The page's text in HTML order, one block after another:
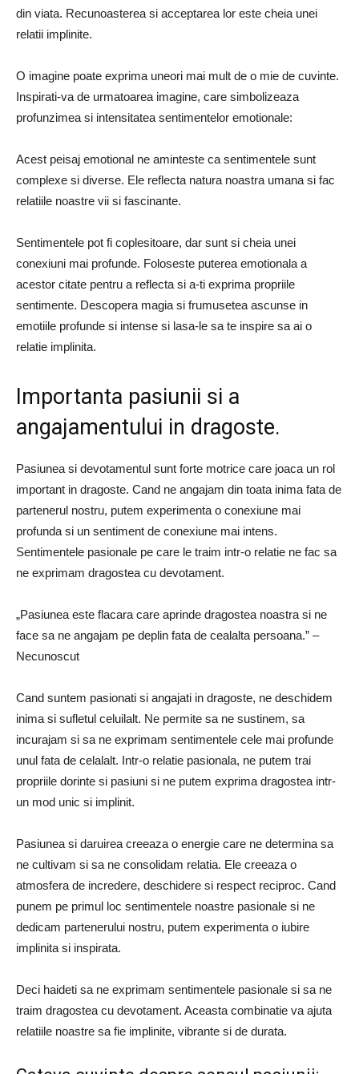
din viata. Recunoasterea si acceptarea lor este cheia unei
relatii implinite.
O imagine poate exprima uneori mai mult de o mie de cuvinte.
Inspirati-va de urmatoarea imagine, care simbolizeaza
profunzimea si intensitatea sentimentelor emotionale:
Acest peisaj emotional ne aminteste ca sentimentele sunt
complexe si diverse. Ele reflecta natura noastra umana si fac
relatiile noastre vii si fascinante.
Sentimentele pot fi coplesitoare, dar sunt si cheia unei
conexiuni mai profunde. Foloseste puterea emotionala a
acestor citate pentru a reflecta si a-ti exprima propriile
sentimente. Descopera magia si frumusetea ascunse in
emotiile profunde si intense si lasa-le sa te inspire sa ai o
relatie implinita.
Importanta pasiunii si a
angajamentului in dragoste.
Pasiunea si devotamentul sunt forte motrice care joaca un rol
important in dragoste. Cand ne angajam din toata inima fata de
partenerul nostru, putem experimenta o conexiune mai
profunda si un sentiment de conexiune mai intens.
Sentimentele pasionale pe care le traim intr-o relatie ne fac sa
ne exprimam dragostea cu devotament.
„Pasiunea este flacara care aprinde dragostea noastra si ne
face sa ne angajam pe deplin fata de cealalta persoana.” –
Necunoscut
Cand suntem pasionati si angajati in dragoste, ne deschidem
inima si sufletul celuilalt. Ne permite sa ne sustinem, sa
incurajam si sa ne exprimam sentimentele cele mai profunde
unul fata de celalalt. Intr-o relatie pasionala, ne putem trai
propriile dorinte si pasiuni si ne putem exprima dragostea intr-
un mod unic si implinit.
Pasiunea si daruirea creeaza o energie care ne determina sa
ne cultivam si sa ne consolidam relatia. Ele creeaza o
atmosfera de incredere, deschidere si respect reciproc. Cand
punem pe primul loc sentimentele noastre pasionale si ne
dedicam partenerului nostru, putem experimenta o iubire
implinita si inspirata.
Deci haideti sa ne exprimam sentimentele pasionale si sa ne
traim dragostea cu devotament. Aceasta combinatie va ajuta
relatiile noastre sa fie implinite, vibrante si de durata.